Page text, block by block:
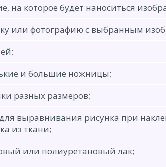
на которое будет наноситься
или фотографию с выбранным
и большие ножницы;
разных размеров;
выравнивания рисунка при
из ткани;
или полиуретановый лак;